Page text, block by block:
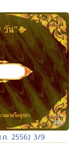
ค. 2556) 3/9